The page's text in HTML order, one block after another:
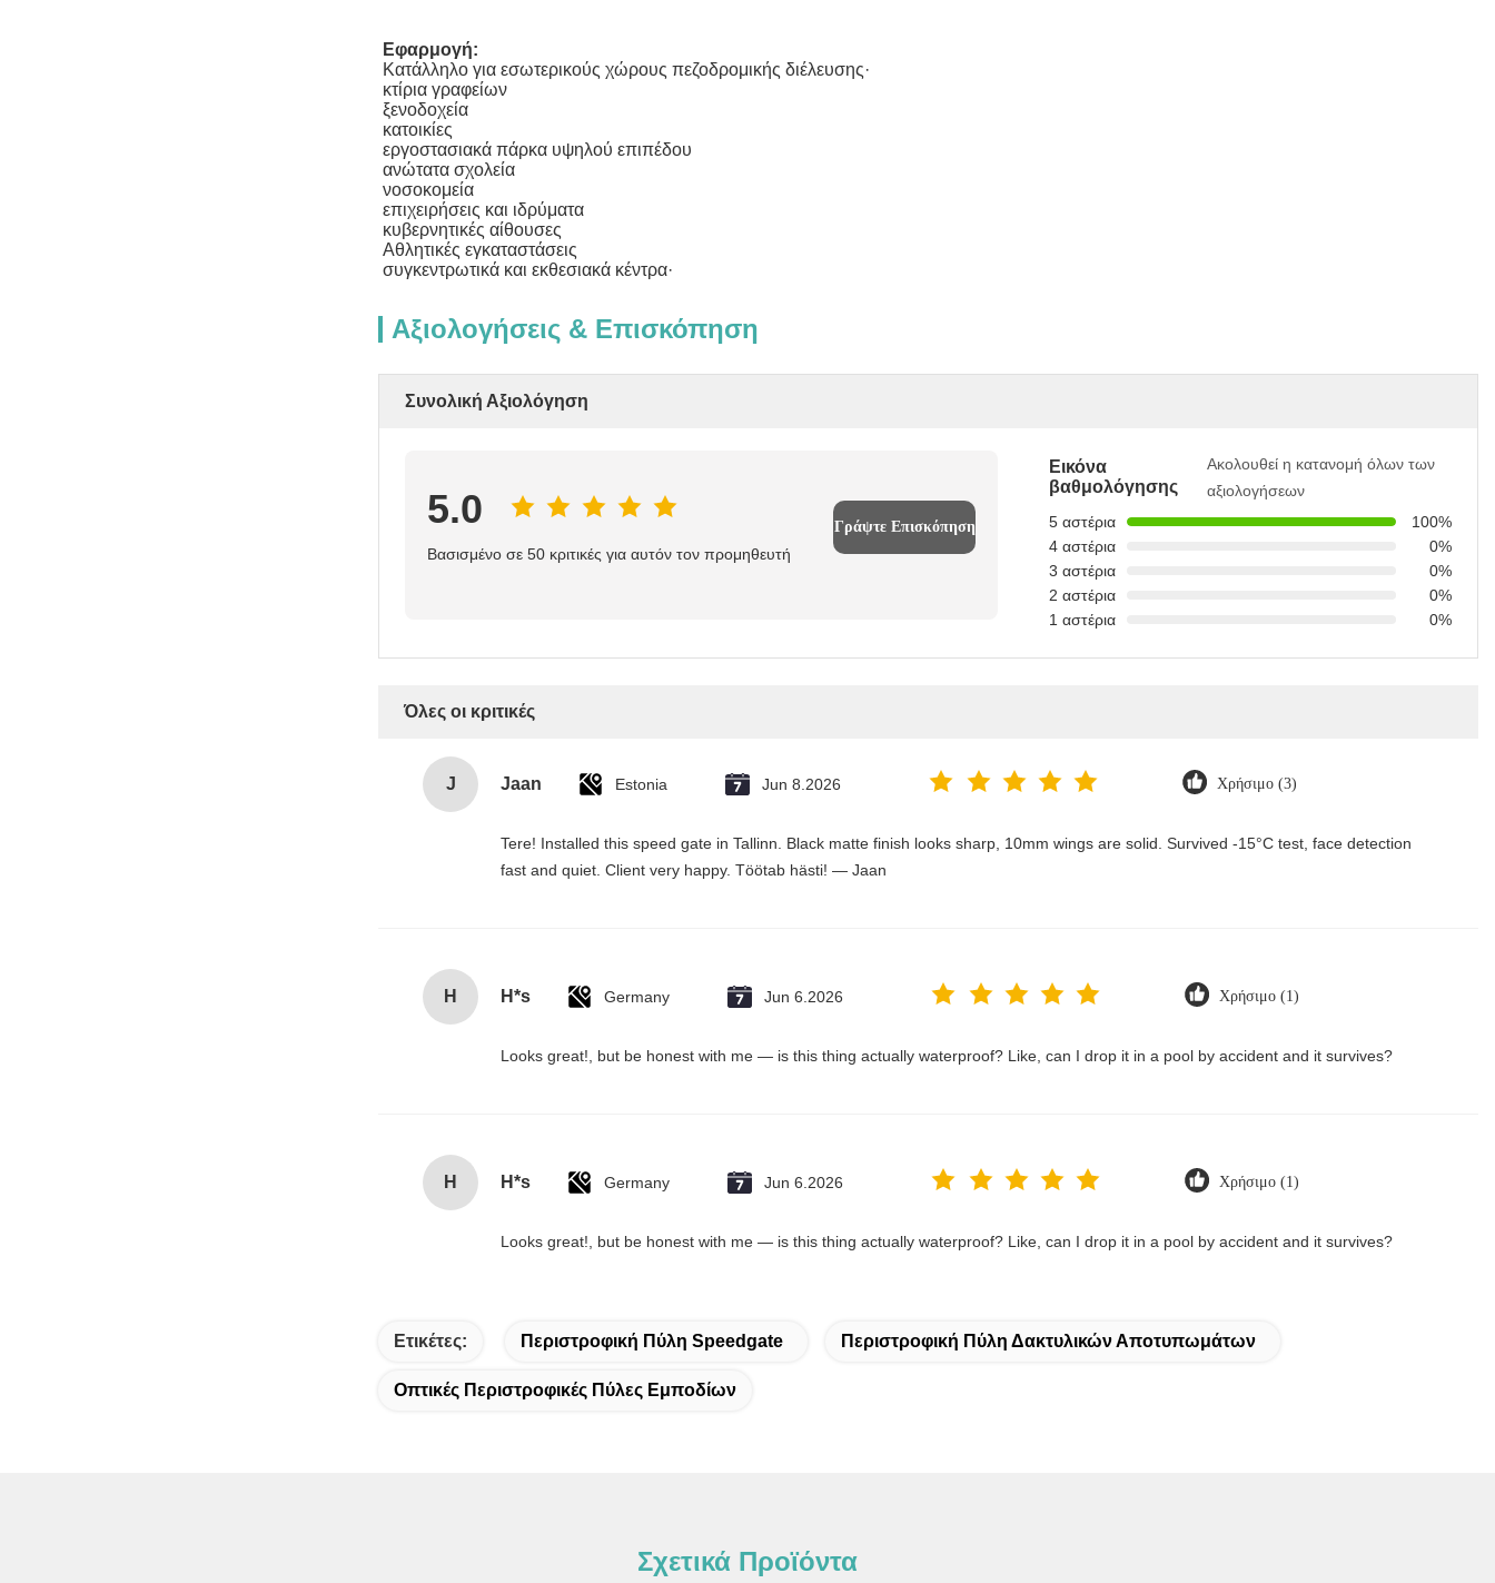
Εφαρμογή:
Κατάλληλο για εσωτερικούς χώρους πεζοδρομικής διέλευσης·
κτίρια γραφείων
ξενοδοχεία
κατοικίες
εργοστασιακά πάρκα υψηλού επιπέδου
ανώτατα σχολεία
νοσοκομεία
επιχειρήσεις και ιδρύματα
κυβερνητικές αίθουσες
Αθλητικές εγκαταστάσεις
συγκεντρωτικά και εκθεσιακά κέντρα·
Αξιολογήσεις & Επισκόπηση
Συνολική Αξιολόγηση
5.0
Βασισμένο σε 50 κριτικές για αυτόν τον προμηθευτή
Γράψτε Επισκόπηση
Εικόνα
βαθμολόγησης
Ακολουθεί η κατανομή όλων των
αξιολογήσεων
5 αστέρια
100%
4 αστέρια
0%
3 αστέρια
0%
2 αστέρια
0%
1 αστέρια
0%
Όλες οι κριτικές
J Jaan Estonia Jun 8.2026 Χρήσιμο (3)
Tere! Installed this speed gate in Tallinn. Black matte finish looks sharp, 10mm wings are solid. Survived -15°C test, face detection
fast and quiet. Client very happy. Töötab hästi! — Jaan
H H*s Germany Jun 6.2026 Χρήσιμο (1)
Looks great!, but be honest with me — is this thing actually waterproof? Like, can I drop it in a pool by accident and it survives?
H H*s Germany Jun 6.2026 Χρήσιμο (1)
Looks great!, but be honest with me — is this thing actually waterproof? Like, can I drop it in a pool by accident and it survives?
Ετικέτες: Περιστροφική Πύλη Speedgate Περιστροφική Πύλη Δακτυλικών Αποτυπωμάτων
Οπτικές Περιστροφικές Πύλες Εμποδίων
Σχετικά Προϊόντα